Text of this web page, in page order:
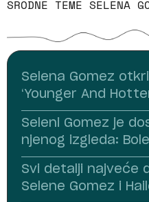
SRODNE TEME SELENA
Selena Gomez
‘Younger And
Seleni Gomez je
njenog izgleda:
Svi detalji najveće
Selene Gomez i